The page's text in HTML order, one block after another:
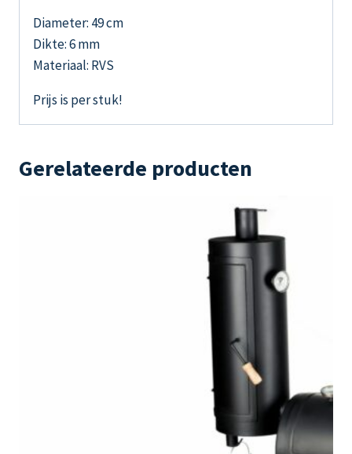
Diameter: 49 cm
Dikte: 6 mm
Materiaal: RVS
Prijs is per stuk!
Gerelateerde producten